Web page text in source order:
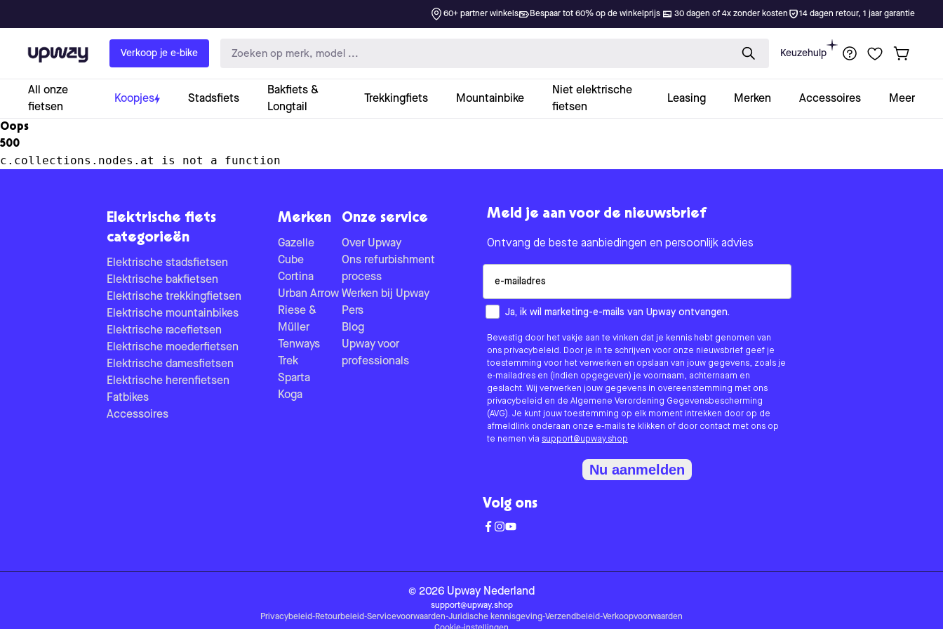
60+ partner winkels Bespaar tot 60% op de winkelprijs 30 dagen of 4x zonder kosten 14 dagen retour, 1 jaar garantie
Upway Verkoop je e-bike Keuzehulp
All onze
fietsen
Koopjes Stadsfiets
Bakfiets &
Longtail
Trekkingfiets Mountainbike
Niet elektrische
fietsen
Leasing Merken Accessoires Meer
Oops
500
c.collections.nodes.at is not a function
Elektrische fiets
categorieën
Elektrische stadsfietsen
Elektrische bakfietsen
Elektrische trekkingfietsen
Elektrische mountainbikes
Elektrische racefietsen
Elektrische moederfietsen
Elektrische damesfietsen
Elektrische herenfietsen
Fatbikes
Accessoires
Merken
Gazelle
Cube
Cortina
Urban Arrow
Riese &
Müller
Tenways
Trek
Sparta
Koga
Onze service
Over Upway
Ons refurbishment
process
Werken bij Upway
Pers
Blog
Upway voor
professionals
Meld je aan voor de nieuwsbrief
Ontvang de beste aanbiedingen en persoonlijk advies
How would you like to hear from us?
Ja, ik wil marketing-e-mails van Upway ontvangen.
Bevestig door het vakje aan te vinken dat je kennis hebt genomen van
ons privacybeleid. Door je in te schrijven voor onze nieuwsbrief geef je
toestemming voor het verwerken en opslaan van jouw gegevens, zoals je
e-mailadres en (indien opgegeven) je voornaam, achternaam en
geslacht. Wij verwerken jouw gegevens in overeenstemming met ons
privacybeleid en de Algemene Verordening Gegevensbescherming
(AVG). Je kunt jouw toestemming op elk moment intrekken door op de
afmeldlink onderaan onze e-mails te klikken of door contact met ons op
te nemen via support@upway.shop
Nu aanmelden
Volg ons
© 2026 Upway Nederland
support@upway.shop
Privacybeleid-Retourbeleid-Servicevoorwaarden-Juridische kennisgeving-Verzendbeleid-Verkoopvoorwaarden